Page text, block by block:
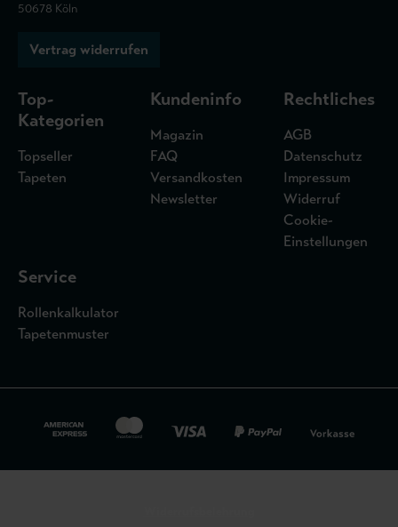
50678 Köln
Vertrag widerrufen
Top-
Kategorien
Topseller
Tapeten
Kundeninfo
Magazin
FAQ
Versandkosten
Newsletter
Rechtliches
AGB
Datenschutz
Impressum
Widerruf
Cookie-
Einstellungen
Service
Rollenkalkulator
Tapetenmuster